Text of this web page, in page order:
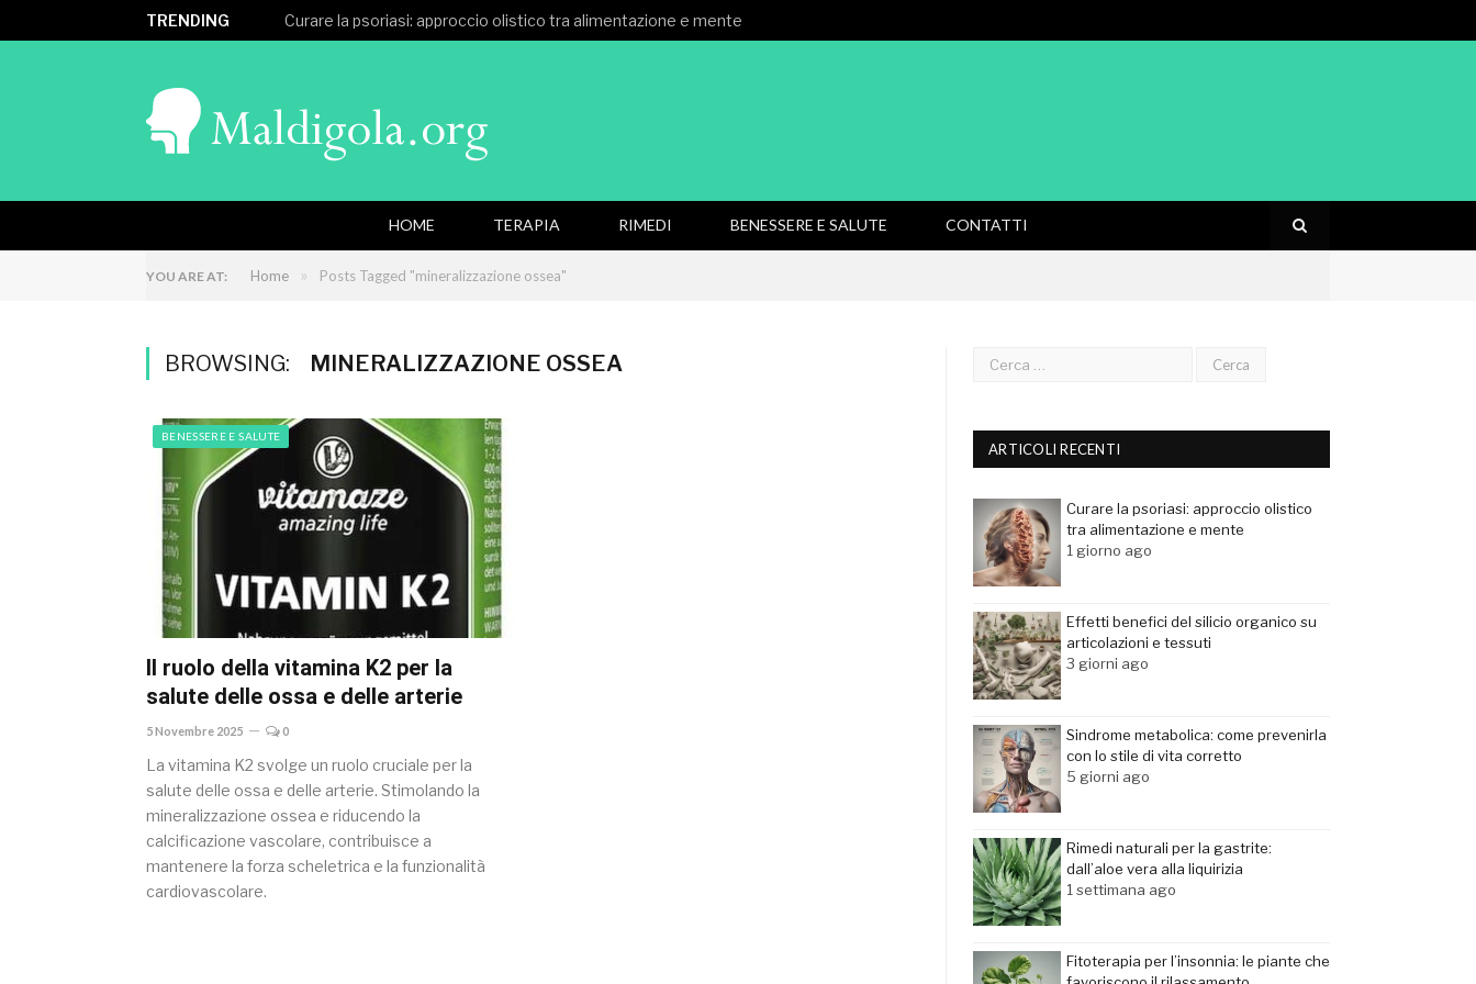
TRENDING Curare la psoriasi: approccio olistico tra alimentazione e mente
HOME TERAPIA RIMEDI BENESSERE E SALUTE CONTATTI
YOU ARE AT: Home » Posts Tagged "mineralizzazione ossea"
BROWSING: MINERALIZZAZIONE OSSEA
BENESSERE E SALUTE
Il ruolo della vitamina K2 per la
salute delle ossa e delle arterie
5 Novembre 2025 0
La vitamina K2 svolge un ruolo cruciale per la
salute delle ossa e delle arterie. Stimolando la
mineralizzazione ossea e riducendo la
calcificazione vascolare, contribuisce a
mantenere la forza scheletrica e la funzionalità
cardiovascolare.
ARTICOLI RECENTI
Curare la psoriasi: approccio olistico
tra alimentazione e mente
1 giorno ago
Effetti benefici del silicio organico su
articolazioni e tessuti
3 giorni ago
Sindrome metabolica: come prevenirla
con lo stile di vita corretto
5 giorni ago
Rimedi naturali per la gastrite:
dall’aloe vera alla liquirizia
1 settimana ago
Fitoterapia per l’insonnia: le piante che